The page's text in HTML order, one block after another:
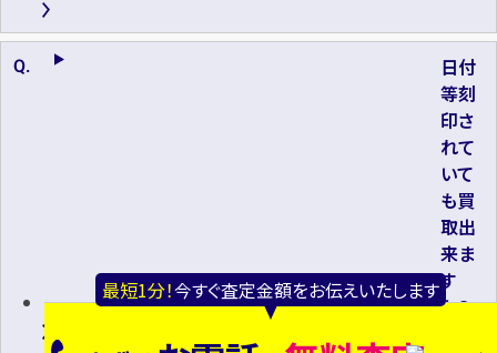
最短1分！今すぐ査定金額をお伝えいたします
日付
等刻
印さ
れて
いて
も買
取出
来ま
す
か？